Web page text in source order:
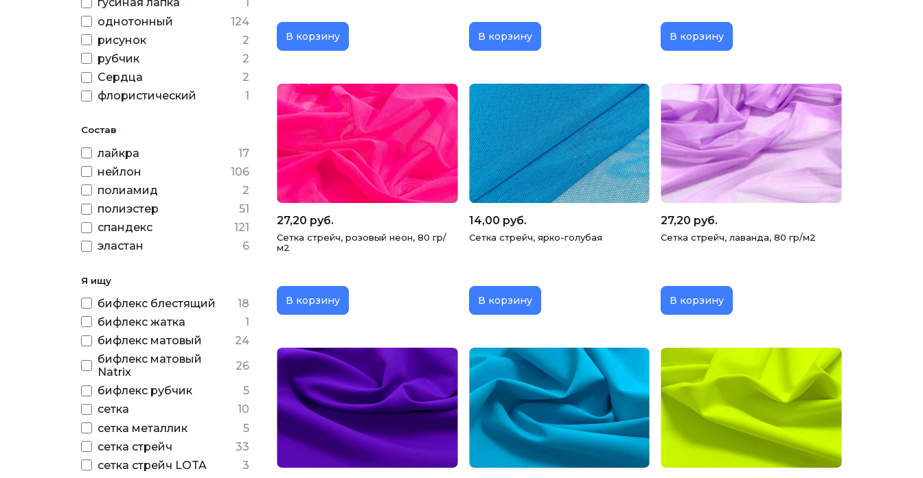
марсала
1
молочный
4
мятный
нежно-розовый
1
персиковый
розовый
10
салатовый
2
серый
5
сиреневый
3
фуксия
хаки
3
черный
гусиная лапка
1
однотонный
124
рисунок
2
рубчик
2
Сердца
2
флористический
1
Состав
лайкра
17
нейлон
106
полиамид
2
полиэстер
51
спандекс
121
эластан
6
Я ищу
бифлекс блестящий
18
бифлекс жатка
1
бифлекс матовый
24
бифлекс матовый
Natrix
26
бифлекс рубчик
5
сетка
10
сетка металлик
5
сетка стрейч
33
сетка стрейч LOTA
3
В корзину В корзину В корзину
27,20 руб.
Сетка стрейч, розовый неон, 80 гр/
м2
В корзину
14,00 руб.
Сетка стрейч, ярко-голубая
В корзину
27,20 руб.
Сетка стрейч, лаванда, 80 гр/м2
В корзину